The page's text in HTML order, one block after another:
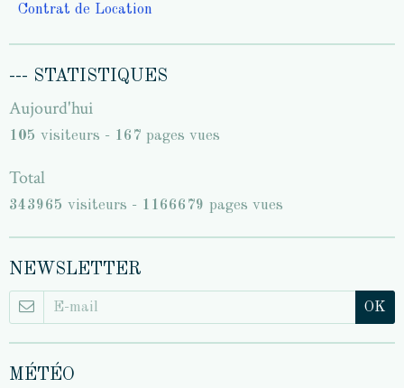
Contrat de Location
--- STATISTIQUES
Aujourd'hui
105 visiteurs - 167 pages vues
Total
343965 visiteurs - 1166679 pages vues
NEWSLETTER
OK
MÉTÉO